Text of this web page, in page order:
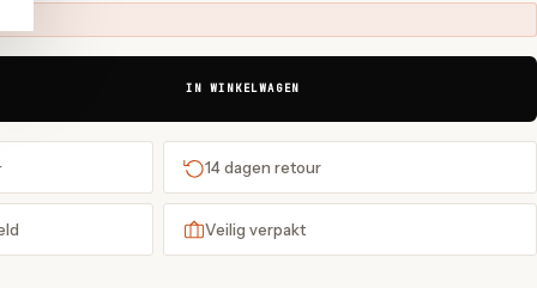
IN WINKELWAGEN
14 dagen retour
Veilig verpakt